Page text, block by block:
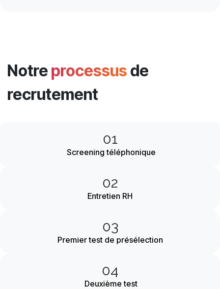
Notre processus de
recrutement
01
Screening téléphonique
02
Entretien RH
03
Premier test de présélection
04
Deuxième test